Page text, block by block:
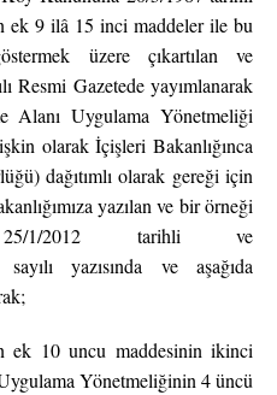
ek 9 ilâ 15 inci maddeler ile bu
üzere çıkartılan ve
Resmi Gazetede yayımlanarak
Alanı Uygulama Yönetmeliği
olarak İçişleri Bakanlığınca
dağıtımlı olarak gereği için
yazılan ve bir örneği
1/2012 tarihli ve
yazısında ve aşağıda
ek 10 uncu maddesinin ikinci
Yönetmeliğinin 4 üncü